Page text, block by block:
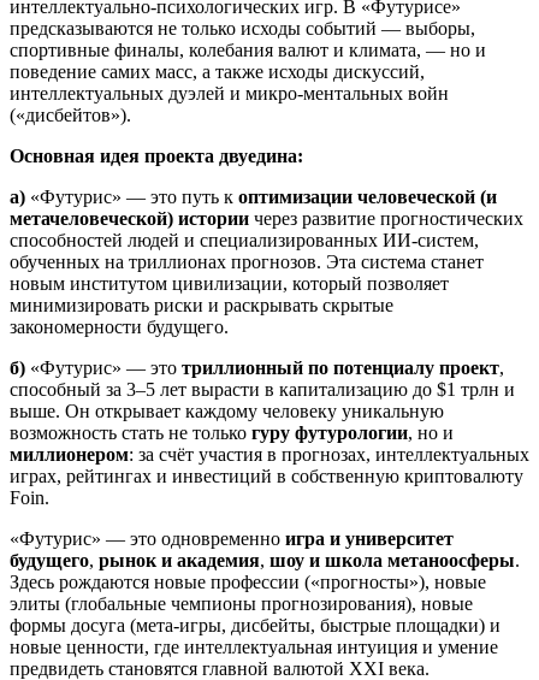
интеллектуально‑психологических игр. В «Футурисе»
предсказываются не только исходы событий — выборы,
спортивные финалы, колебания валют и климата, — но и
поведение самих масс, а также исходы дискуссий,
интеллектуальных дуэлей и микро‑ментальных войн
(«дисбейтов»).
Основная идея проекта двуедина:
а) «Футурис» — это путь к оптимизации человеческой (и
метачеловеческой) истории через развитие прогностических
способностей людей и специализированных ИИ‑систем,
обученных на триллионах прогнозов. Эта система станет
новым институтом цивилизации, который позволяет
минимизировать риски и раскрывать скрытые
закономерности будущего.
б) «Футурис» — это триллионный по потенциалу проект,
способный за 3–5 лет вырасти в капитализацию до $1 трлн и
выше. Он открывает каждому человеку уникальную
возможность стать не только гуру футурологии, но и
миллионером: за счёт участия в прогнозах, интеллектуальных
играх, рейтингах и инвестиций в собственную криптовалюту
Foin.
«Футурис» — это одновременно игра и университет
будущего, рынок и академия, шоу и школа метаноосферы.
Здесь рождаются новые профессии («прогносты»), новые
элиты (глобальные чемпионы прогнозирования), новые
формы досуга (мета‑игры, дисбейты, быстрые площадки) и
новые ценности, где интеллектуальная интуиция и умение
предвидеть становятся главной валютой XXI века.